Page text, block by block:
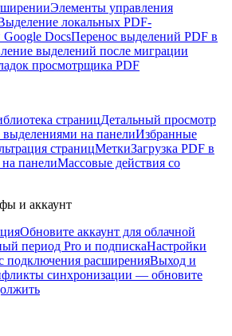
Элементы управления
локальных PDF-
DocsПеренос выделений PDF в
выделений после миграции
просмотрщика PDF
страницДетальный просмотр
на панелиИзбранные
страницМеткиЗагрузка PDF в
панелиМассовые действия со
и аккаунт
Обновите аккаунт для облачной
период Pro и подпискаНастройки
подключения расширенияВыход и
синхронизации — обновите